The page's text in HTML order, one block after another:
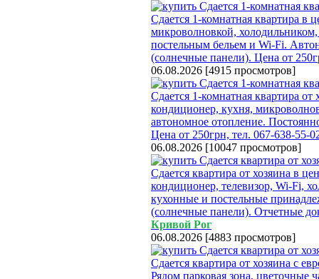
Сдается 1-комнатная квартира в
микроволновкой,
постельным бельем и Wi-Fi.
(солнечные панели). Цена от
06.08.2026 [4915 просмотров]
Сдается 1-комнатная квартира от
кондиционер, кухня,
автономное отопление.
Цена от 250грн, тел. 067-638-55-
06.08.2026 [10047 просмотров]
Сдается квартира от хозяина в
кондиционер, телевизор, Wi-Fi,
кухонные и постельные
(солнечные панели). Отчетные
Кривой Рог
06.08.2026 [4883 просмотров]
Сдается квартира от хозяина с
Рядом парковая зона, цветочные